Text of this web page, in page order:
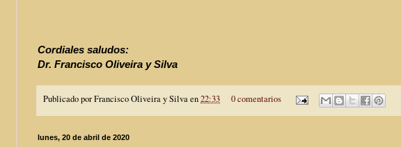
Cordiales saludos:
Dr. Francisco Oliveira y Silva
Publicado porFrancisco Oliveira y Silvaen22:33 0 comentarios
lunes, 20 de abril de 2020